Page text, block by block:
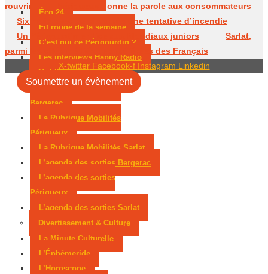
Éco 24
Fil rouge de la semaine
C’est qui ce Périgourdin ?
Les interviews Happy Radio
Mobilité & Sorties
Bergerac
La Rubrique Mobilités
Périgueux
La Rubrique Mobilités Sarlat
L’agenda des sorties Bergerac
L’agenda des sorties
Périgueux
L’agenda des sorties Sarlat
Divertissement & Culture
La Minute Culturelle
L’Éphémeride
L’Horoscope
rouvrir
Périgueux donne la parole aux consommateurs
Six mois avec sursis après une tentative d’incendie
Un Périgourdin en lice aux Mondiaux juniors
Sarlat,
parmi les cités médiévales préférées des Français
X-twitter Facebook-f Instagram Linkedin
Soumettre un évènement